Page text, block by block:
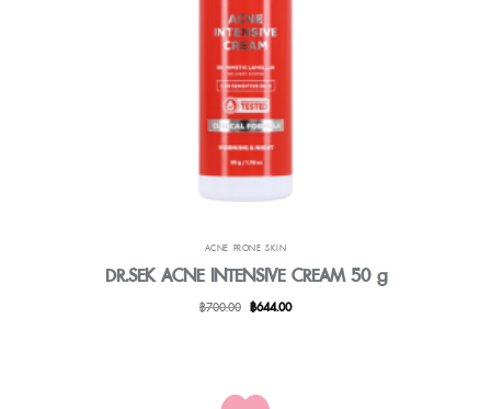
ACNE PRONE SKIN
DR.SEK ACNE INTENSIVE CREAM 50 g
฿700.00 Original
฿644.00Current